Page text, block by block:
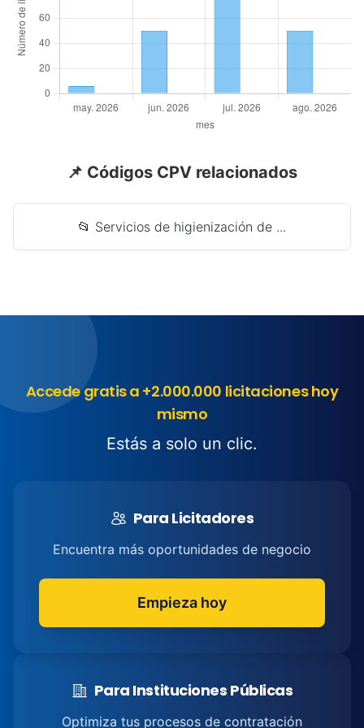
📌 Códigos CPV relacionados
📂 Servicios de higienización de ...
Accede gratis a +2.000.000 licitaciones hoy
mismo
Estás a solo un clic.
Para Licitadores
Encuentra más oportunidades de negocio
Empieza hoy
Para Instituciones Públicas
Optimiza tus procesos de contratación